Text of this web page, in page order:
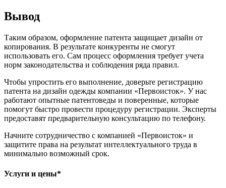
Вывод
Таким образом, оформление патента защищает дизайн от
копирования. В результате конкуренты не смогут
использовать его. Сам процесс оформления требует учета
норм законодательства и соблюдения ряда правил.
Чтобы упростить его выполнение, доверьте регистрацию
патента на дизайн одежды компании «Первоисток». У нас
работают опытные патентоведы и поверенные, которые
помогут быстро провести процедуру регистрации. Эксперты
предоставят предварительную консультацию по телефону.
Начните сотрудничество с компанией «Первоисток» и
защитите права на результат интеллектуального труда в
минимально возможный срок.
Услуги и цены*